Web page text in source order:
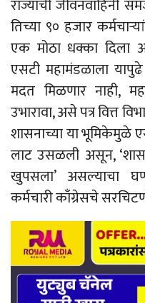
राज्याची जीवनवाहिनी
तिच्या ९० हजार
एक मोठा धक्का
एसटी महामंडळाला
मदत मिळणार नाही,
उभारावा, असे पत्र वित्त
शासनाच्या या भूमिकेमुळे
लाट उसळली असून,
खुपसला’ असल्याचा
कर्मचारी काँग्रेसचे